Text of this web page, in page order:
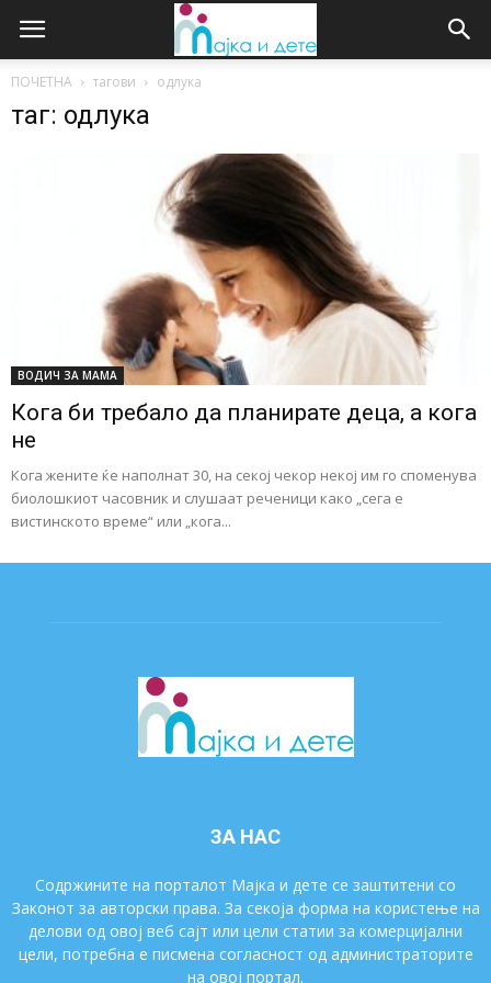
ПОЧЕТНА тагови одлука
таг: одлука
ВОДИЧ ЗА МАМА
Кога би требало да планирате деца, а кога
не
Кога жените ќе наполнат 30, на секој чекор некој им го споменува
биолошкиот часовник и слушаат реченици како „сега е
вистинското време“ или „кога...
ЗА НАС
Содржините на порталот Мајка и дете се заштитени со
Законот за авторски права. За секоја форма на користење на
делови од овој веб сајт или цели статии за комерцијални
цели, потребна е писмена согласност од администраторите
на овој портал.